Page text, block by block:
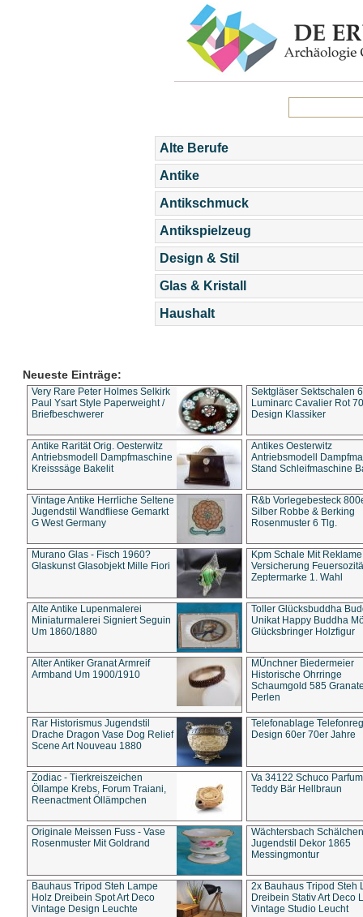
Alte Berufe
Antike
Antikschmuck
Antikspielzeug
Design & Stil
Glas & Kristall
Haushalt
Neueste Einträge:
Very Rare Peter Holmes Selkirk
Paul Ysart Style Paperweight /
Briefbeschwerer
Sektgläser Sektschalen
Luminarc Cavalier Rot
Design Klassiker
Antike Rarität Orig. Oesterwitz
Antriebsmodell Dampfmaschine
Kreisssäge Bakelit
Antikes Oesterwitz
Antriebsmodell
Stand Schleifmaschine
Vintage Antike Herrliche Seltene
Jugendstil Wandfliese Gemarkt
G West Germany
R&b Vorlegebesteck
Silber Robbe & Berking
Rosenmuster 6 Tlg.
Murano Glas - Fisch 1960?
Glaskunst Glasobjekt Mille Fiori
Kpm Schale Mit Reklame
Versicherung
Zeptermarke 1. Wahl
Alte Antike Lupenmalerei
Miniaturmalerei Signiert Seguin
Um 1860/1880
Toller Glücksbuddha
Unikat Happy Buddha
Glücksbringer Holzfigur
Alter Antiker Granat Armreif
Armband Um 1900/1910
MÜnchner Biedermeier
Historische Ohrringe
Schaumgold 585
Perlen
Rar Historismus Jugendstil
Drache Dragon Vase Dog Relief
Scene Art Nouveau 1880
Telefonablage
Design 60er 70er Jahre
Zodiac - Tierkreiszeichen
Öllampe Krebs, Forum Traiani,
Reenactment Öllämpchen
Va 34122 Schuco
Teddy Bär Hellbraun
Originale Meissen Fuss - Vase
Rosenmuster Mit Goldrand
Wächtersbach Schälchen
Jugendstil Dekor 1865
Messingmontur
Bauhaus Tripod Steh Lampe
Holz Dreibein Spot Art Deco
Vintage Design Leuchte
2x Bauhaus Tripod Steh
Dreibein Stativ Art Deco
Vintage Studio Leucht